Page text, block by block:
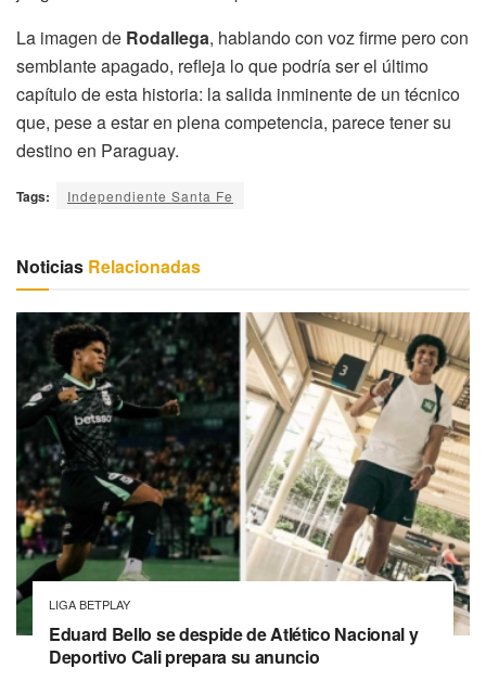
La imagen de Rodallega, hablando con voz firme pero con
semblante apagado, refleja lo que podría ser el último
capítulo de esta historia: la salida inminente de un técnico
que, pese a estar en plena competencia, parece tener su
destino en Paraguay.
Tags: Independiente Santa Fe
Noticias Relacionadas
LIGA BETPLAY
Eduard Bello se despide de Atlético Nacional y
Deportivo Cali prepara su anuncio